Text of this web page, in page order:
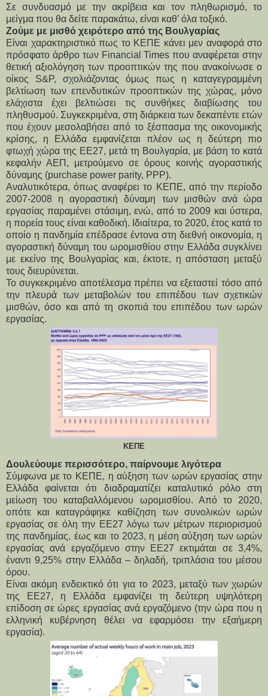
Σε συνδυασμό με την ακρίβεια και τον πληθωρισμό, το
μείγμα που θα δείτε παρακάτω, είναι καθ’ όλα τοξικό.
Ζούμε με μισθό χειρότερο από της Βουλγαρίας
Είναι χαρακτηριστικό πως το ΚΕΠΕ κάνει μεν αναφορά στο
πρόσφατο άρθρο των Financial Times που αναφέρεται στην
θετική αξιολόγηση των προοπτικών της που ανακοίνωσε ο
οίκος S&P, σχολιάζοντας όμως πως η καταγεγραμμένη
βελτίωση των επενδυτικών προοπτικών της χώρας, μόνο
ελάχιστα έχει βελτιώσει τις συνθήκες διαβίωσης του
πληθυσμού. Συγκεκριμένα, στη διάρκεια των δεκαπέντε ετών
που έχουν μεσολαβήσει από το ξέσπασμα της οικονομικής
κρίσης, η Ελλάδα εμφανίζεται πλέον ως η δεύτερη πιο
φτωχή χώρα της ΕΕ27, μετά τη Βουλγαρία, με βάση το κατά
κεφαλήν ΑΕΠ, μετρούμενο σε όρους κοινής αγοραστικής
δύναμης (purchase power parity, PPP).
Αναλυτικότερα, όπως αναφέρει το ΚΕΠΕ, από την περίοδο
2007-2008 η αγοραστική δύναμη των μισθών ανά ώρα
εργασίας παραμένει στάσιμη, ενώ, από το 2009 και ύστερα,
η πορεία τους είναι καθοδική. Ιδιαίτερα, το 2020, έτος κατά το
οποίο η πανδημία επέδρασε έντονα στη διεθνή οικονομία, η
αγοραστική δύναμη του ωρομισθίου στην Ελλάδα συγκλίνει
με εκείνο της Βουλγαρίας και, έκτοτε, η απόσταση μεταξύ
τους διευρύνεται.
Το συγκεκριμένο αποτέλεσμα πρέπει να εξεταστεί τόσο από
την πλευρά των μεταβολών του επιπέδου των σχετικών
μισθών, όσο και από τη σκοπιά του επιπέδου των ωρών
εργασίας.
ΚΕΠΕ
Δουλεύουμε περισσότερο, παίρνουμε λιγότερα
Σύμφωνα με το ΚΕΠΕ, η αύξηση των ωρών εργασίας στην
Ελλάδα φαίνεται ότι διαδραματίζει καταλυτικό ρόλο στη
μείωση του καταβαλλόμενου ωρομισθίου. Από το 2020,
οπότε και καταγράφηκε καθίζηση των συνολικών ωρών
εργασίας σε όλη την ΕΕ27 λόγω των μέτρων περιορισμού
της πανδημίας, έως και το 2023, η μέση αύξηση των ωρών
εργασίας ανά εργαζόμενο στην ΕΕ27 εκτιμάται σε 3,4%,
έναντι 9,25% στην Ελλάδα – δηλαδή, τριπλάσια του μέσου
όρου.
Είναι ακόμη ενδεικτικό ότι για το 2023, μεταξύ των χωρών
της ΕΕ27, η Ελλάδα εμφανίζει τη δεύτερη υψηλότερη
επίδοση σε ώρες εργασίας ανά εργαζόμενο (την ώρα που η
ελληνική κυβέρνηση θέλει να εφαρμόσει την εξαήμερη
εργασία).